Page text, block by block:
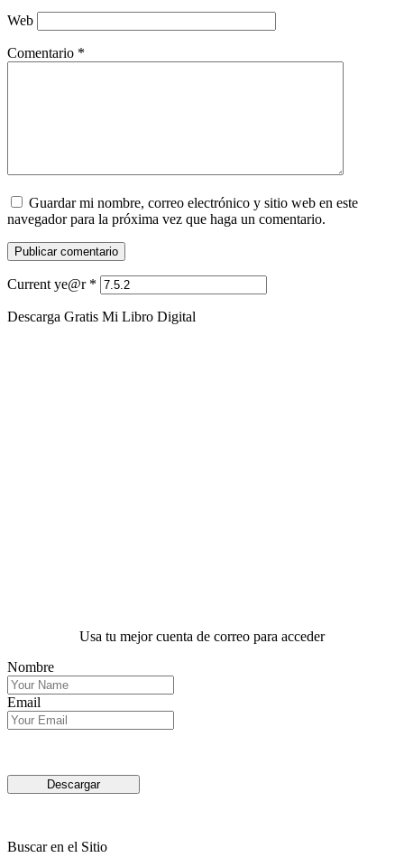
Web
Comentario *
Guardar mi nombre, correo electrónico y sitio web en este
navegador para la próxima vez que haga un comentario.
Current ye@r *
Descarga Gratis Mi Libro Digital
Usa tu mejor cuenta de correo para acceder
Nombre
Email
Descargar
Buscar en el Sitio